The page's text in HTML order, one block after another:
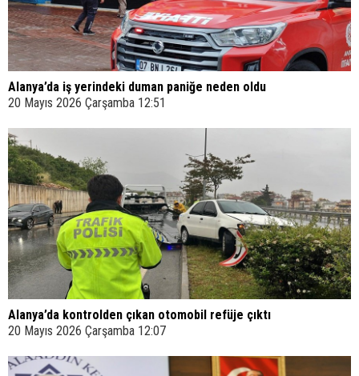
Alanya’da iş yerindeki duman paniğe neden oldu
20 Mayıs 2026 Çarşamba 12:51
Alanya’da kontrolden çıkan otomobil refüje çıktı
20 Mayıs 2026 Çarşamba 12:07